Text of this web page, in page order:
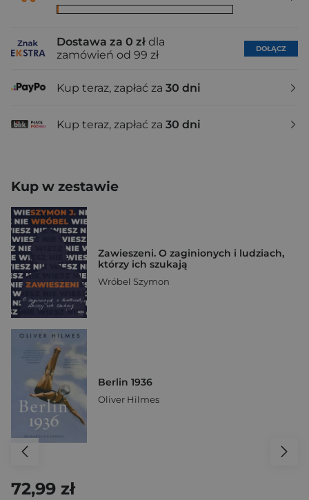
Dostawa za 0 zł dla
zamówień od 99 zł
DOŁĄCZ
Kup teraz, zapłać za 30 dni
Kup teraz, zapłać za 30 dni
Kup w zestawie
Zawieszeni. O zaginionych i ludziach,
którzy ich szukają
Wróbel Szymon
Berlin 1936
Oliver Hilmes
72,99 zł